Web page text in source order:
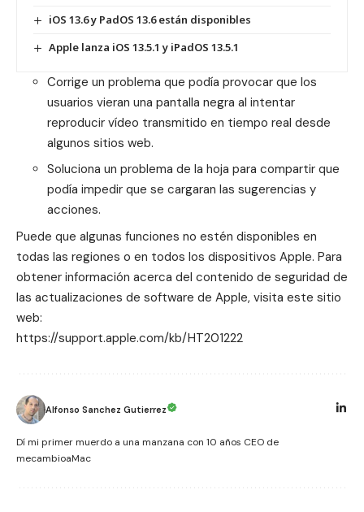
iOS 13.6 y PadOS 13.6 están disponibles
Apple lanza iOS 13.5.1 y iPadOS 13.5.1
Corrige un problema que podía provocar que los
usuarios vieran una pantalla negra al intentar
reproducir vídeo transmitido en tiempo real desde
algunos sitios web.
Soluciona un problema de la hoja para compartir que
podía impedir que se cargaran las sugerencias y
acciones.
Puede que algunas funciones no estén disponibles en
todas las regiones o en todos los dispositivos Apple. Para
obtener información acerca del contenido de seguridad de
las actualizaciones de software de Apple, visita este sitio
web:
https://support.apple.com/kb/HT201222
Alfonso Sanchez Gutierrez
Dí mi primer muerdo a una manzana con 10 años CEO de
mecambioaMac